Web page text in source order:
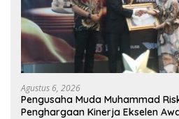
Agustus 6, 2026
Pengusaha Muda Muhammad
Penghargaan Kinerja Ekselen